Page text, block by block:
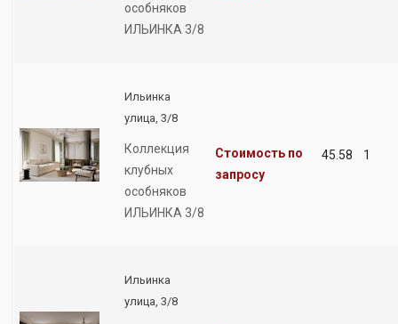
особняков
ИЛЬИНКА 3/8
Ильинка
улица, 3/8
Коллекция
клубных
особняков
ИЛЬИНКА 3/8
Стоимость по
запросу
45.58 1
Ильинка
улица, 3/8